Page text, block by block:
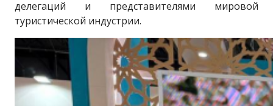
делегаций и представителями мировой
туристической индустрии.